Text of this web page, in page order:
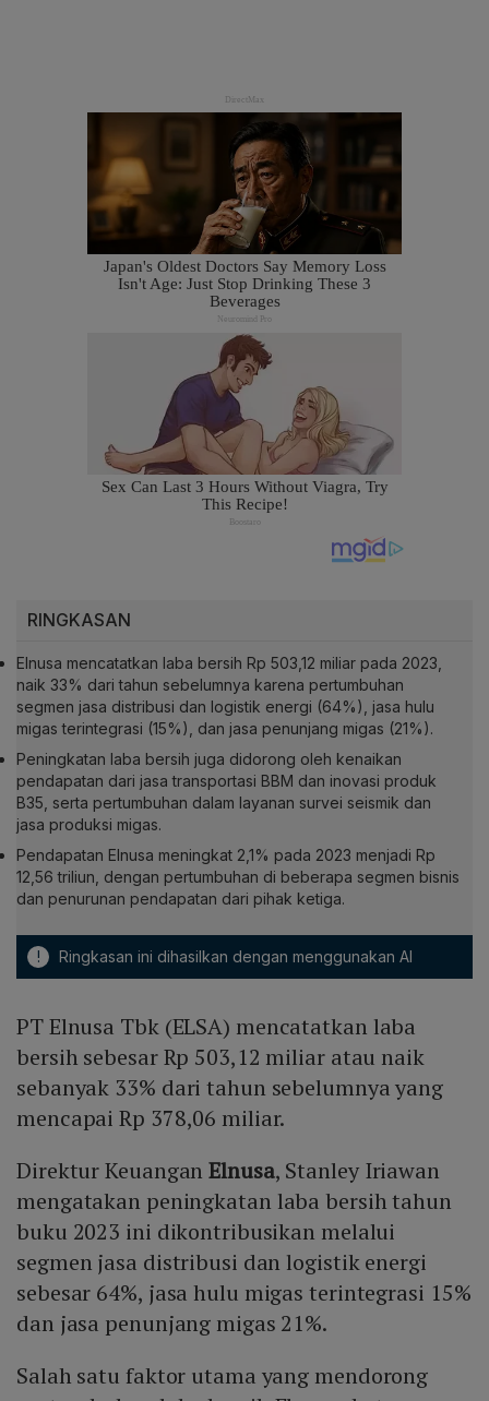
RINGKASAN
Elnusa mencatatkan laba bersih Rp 503,12 miliar pada 2023,
naik 33% dari tahun sebelumnya karena pertumbuhan
segmen jasa distribusi dan logistik energi (64%), jasa hulu
migas terintegrasi (15%), dan jasa penunjang migas (21%).
Peningkatan laba bersih juga didorong oleh kenaikan
pendapatan dari jasa transportasi BBM dan inovasi produk
B35, serta pertumbuhan dalam layanan survei seismik dan
jasa produksi migas.
Pendapatan Elnusa meningkat 2,1% pada 2023 menjadi Rp
12,56 triliun, dengan pertumbuhan di beberapa segmen bisnis
dan penurunan pendapatan dari pihak ketiga.
! Ringkasan ini dihasilkan dengan menggunakan AI
PT Elnusa Tbk (ELSA) mencatatkan laba
bersih sebesar Rp 503,12 miliar atau naik
sebanyak 33% dari tahun sebelumnya yang
mencapai Rp 378,06 miliar.
Direktur Keuangan Elnusa, Stanley Iriawan
mengatakan peningkatan laba bersih tahun
buku 2023 ini dikontribusikan melalui
segmen jasa distribusi dan logistik energi
sebesar 64%, jasa hulu migas terintegrasi 15%
dan jasa penunjang migas 21%.
Salah satu faktor utama yang mendorong